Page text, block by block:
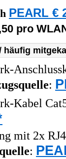
PEARL €
pro
häufig
:
Kabel
mit 2x
: